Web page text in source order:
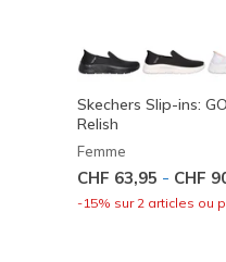
Skechers Slip-ins:
Relish
Femme
CHF 63,95 - CHF
-15% sur 2 articles ou